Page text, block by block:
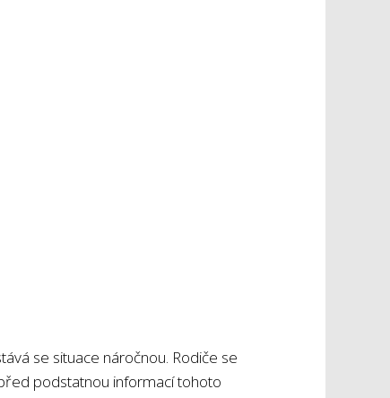
se situace náročnou. Rodiče se
podstatnou informací tohoto